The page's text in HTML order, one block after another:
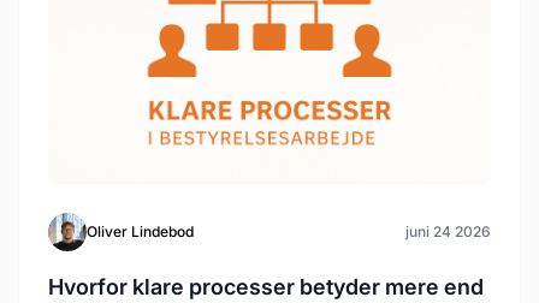
Oliver Lindebod juni 24 2026
Hvorfor klare processer betyder mere end